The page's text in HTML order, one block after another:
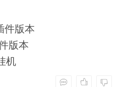
件版本
版本
机